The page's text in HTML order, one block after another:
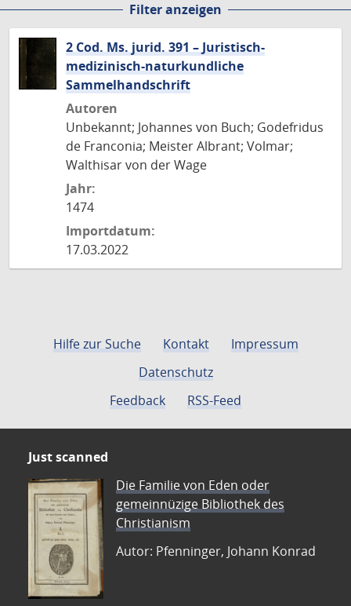
Filter anzeigen
2 Cod. Ms. jurid. 391 – Juristisch-
medizinisch-naturkundliche
Sammelhandschrift
Autoren
Unbekannt; Johannes von Buch; Godefridus
de Franconia; Meister Albrant; Volmar;
Walthisar von der Wage
Jahr:
1474
Importdatum:
17.03.2022
Hilfe zur Suche Kontakt
Impressum
Datenschutz
Feedback
RSS-Feed
Just scanned
Die Familie von Eden oder
gemeinnüzige Bibliothek des
Christianism
Autor: Pfenninger, Johann Konrad